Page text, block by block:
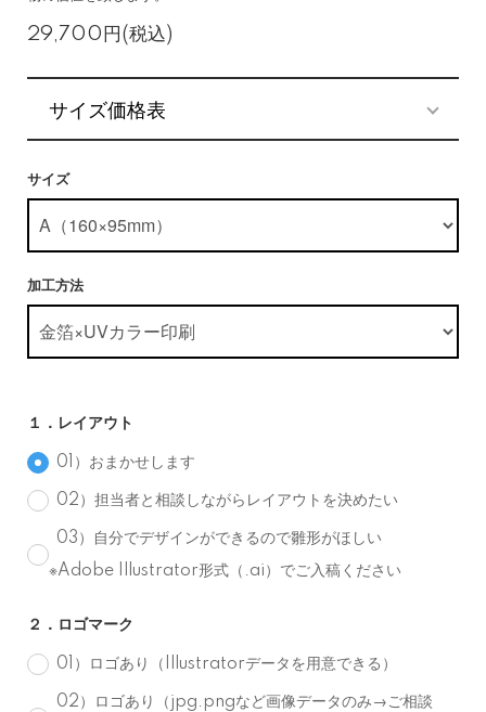
29,700円(税込)
サイズ価格表
サイズ
加工方法
１．レイアウト
01）おまかせします
02）担当者と相談しながらレイアウトを決めたい
03）自分でデザインができるので雛形がほしい
※Adobe Illustrator形式（.ai）でご入稿ください
２．ロゴマーク
01）ロゴあり（Illustratorデータを用意できる）
02）ロゴあり（jpg.pngなど画像データのみ→ご相談